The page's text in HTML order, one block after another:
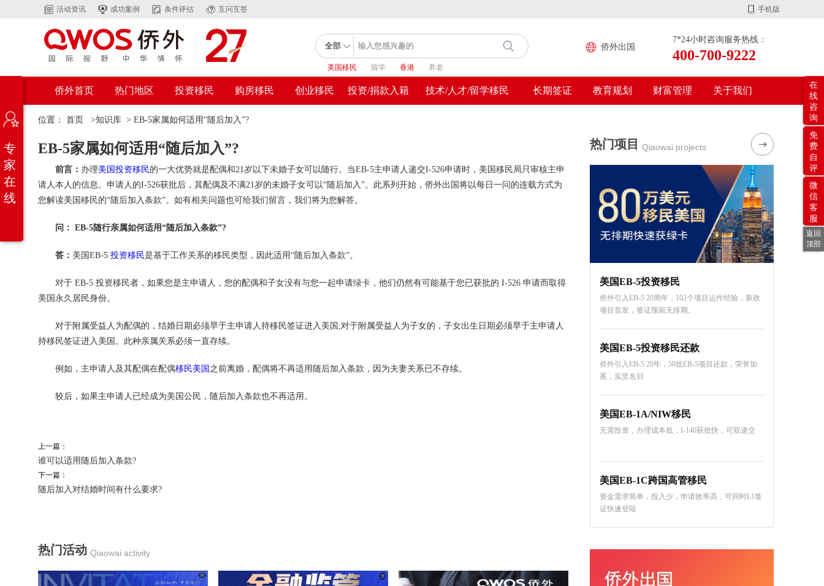
活动资讯 成功案例 条件评估 互问互答 手机版
美国移民 留学 香港 养老
侨外出国
7*24小时咨询服务热线：
400-700-9222
侨外首页 热门地区 投资移民 购房移民 创业移民 投资/捐款入籍 技术/人才/留学移民 长期签证 教育规划 财富管理 关于我们
位置： 首页 >知识库 > EB-5家属如何适用“随后加入”?
EB-5家属如何适用“随后加入”?
前言： 办理美国投资移民的一大优势就是配偶和21岁以下未婚子女可以随行。当EB-5主申请人递交I-526申请时，美国移民局只审核主申
请人本人的信息。申请人的I-526获批后，其配偶及不满21岁的未婚子女可以“随后加入”。此系列开始，侨外出国将以每日一问的连载方式为
您解读美国移民的“随后加入条款”。如有相关问题也可给我们留言，我们将为您解答。
问： EB-5随行亲属如何适用“随后加入条款”?
答： 美国EB-5 投资移民是基于工作关系的移民类型，因此适用“随后加入条款”。
对于 EB-5 投资移民者，如果您是主申请人，您的配偶和子女没有与您一起申请绿卡，他们仍然有可能基于您已获批的 I-526 申请而取得
美国永久居民身份。
对于附属受益人为配偶的，结婚日期必须早于主申请人持移民签证进入美国;对于附属受益人为子女的，子女出生日期必须早于主申请人
持移民签证进入美国。此种亲属关系必须一直存续。
例如，主申请人及其配偶在配偶移民美国 之前离婚，配偶将不再适用随后加入条款，因为夫妻关系已不存续。
较后，如果主申请人已经成为美国公民，随后加入条款也不再适用。
上一篇：
谁可以适用随后加入条款?
下一篇：
随后加入对结婚时间有什么要求?
热门活动 Qiaowai activity
热门项目 Qiaowai projects
美国EB-5投资移民
侨外引入EB-5 20周年，102个项目运作经验，新政
项目首发，签证预留无排期。
美国EB-5投资移民还款
侨外引入EB-5 20年，50批EB-5项目还款，荣誉加
冕，实至名归
美国EB-1A/NIW移民
无需投资，办理成本低，I-140获批快，可双递交
美国EB-1C跨国高管移民
资金需求简单，投入少，申请效率高，可同时L1签
证快速登陆
专
家
在
线
在
线
咨
询
免
费
自
评
微
信
客
服
返回
顶部